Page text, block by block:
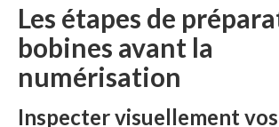
Les étapes de
bobines avant la
numérisation
Inspecter visuellement